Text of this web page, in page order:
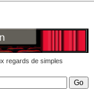
regards de simples